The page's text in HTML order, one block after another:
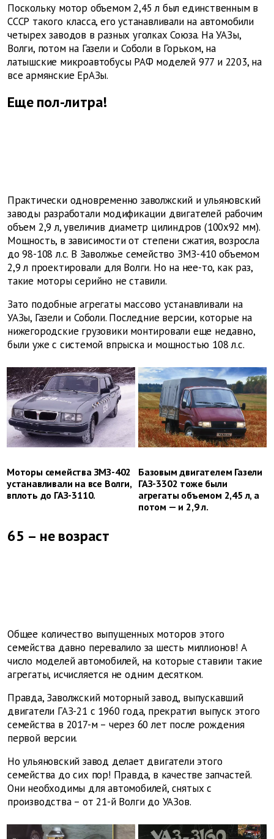
Поскольку мотор объемом 2,45 л был единственным в
СССР такого класса, его устанавливали на автомобили
четырех заводов в разных уголках Союза. На УАЗы,
Волги, потом на Газели и Соболи в Горьком, на
латышские микроавтобусы РАФ моделей 977 и 2203, на
все армянские ЕрАЗы.
Еще пол-литра!
Практически одновременно заволжский и ульяновский
заводы разработали модификации двигателей рабочим
объем 2,9 л, увеличив диаметр цилиндров (100х92 мм).
Мощность, в зависимости от степени сжатия, возросла
до 98-108 л.с. В Заволжье семейство ЗМЗ-410 объемом
2,9 л проектировали для Волги. Но на нее-то, как раз,
такие моторы серийно не ставили.
Зато подобные агрегаты массово устанавливали на
УАЗы, Газели и Соболи. Последние версии, которые на
нижегородские грузовики монтировали еще недавно,
были уже с системой впрыска и мощностью 108 л.с.
Моторы семейства ЗМЗ-402
устанавливали на все Волги,
вплоть до ГАЗ-3110.
Базовым двигателем Газели
ГАЗ-3302 тоже были
агрегаты объемом 2,45 л, а
потом — и 2,9 л.
65 – не возраст
Общее количество выпущенных моторов этого
семейства давно перевалило за шесть миллионов! А
число моделей автомобилей, на которые ставили такие
агрегаты, исчисляется не одним десятком.
Правда, Заволжский моторный завод, выпускавший
двигатели ГАЗ-21 с 1960 года, прекратил выпуск этого
семейства в 2017-м – через 60 лет после рождения
первой версии.
Но ульяновский завод делает двигатели этого
семейства до сих пор! Правда, в качестве запчастей.
Они необходимы для автомобилей, снятых с
производства – от 21-й Волги до УАЗов.